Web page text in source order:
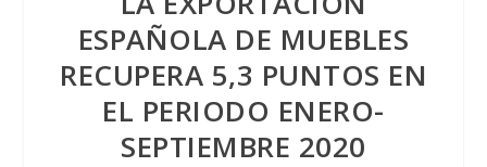
ESPAÑOLA DE MUEBLES
RECUPERA 5,3 PUNTOS EN
EL PERIODO ENERO-
SEPTIEMBRE 2020